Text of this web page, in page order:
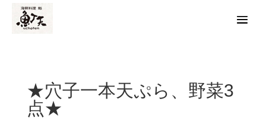
★穴子一本天ぷら、野菜3
点★